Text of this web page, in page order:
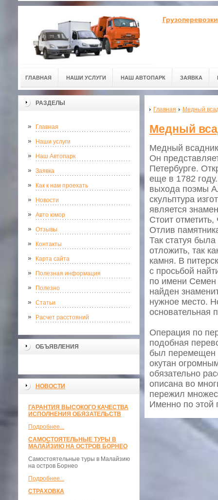
ГЛАВНАЯ НАШИ УСЛУГИ НАШ АВТОПАРК ЗАЯВКА
РАЗДЕЛЫ
Главная
Наши услуги
Наш Автопарк
Заявка
Как к нам проехать
Новости
Авто юмор
Отзывы
Контакты
Карта сайта
Полезная информация
Полезно
Статьи
Расчет расстояний
ОБЪЯВЛЕНИЯ
НОВОСТИ
ГАРАНТИЯ ВЫСОКОГО КАЧЕСТВА
ИСПОЛНЕНИЯ ОБЯЗАТЕЛЬСТВ
Подробнее...
САМОСТОЯТЕЛЬНЫЕ ТУРЫ В
МАЛАЙЗИЮ НА ОСТРОВ БОРНЕО
Самостоятельные туры в Малайзию
на остров Борнео
Подробнее...
СТРАХОВКА
Главная Медный
Медный
Медный
Он
Петербурге.
еще в 1782
выхода поэмы
скульптура
является
Стоит
Отлив
Так статуя
отложить, так
камня. В
с просьбой
по имени Семен
найден
нужное место.
основательная
Операция по
подобная
был перемещен
окутан
обязательно
описана во
пережил
Именно по этой